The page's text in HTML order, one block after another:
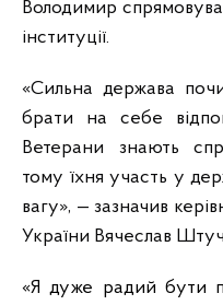
Володимир
інституції.
«Сильна держава
брати на себе
Ветерани знають
тому їхня участь у
вагу», — зазначив
України Вячеслав
«Я дуже радий бути